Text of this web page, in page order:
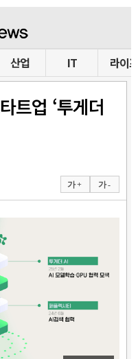
산업 IT 라이프
트업 ‘투게더
가 + 가 -